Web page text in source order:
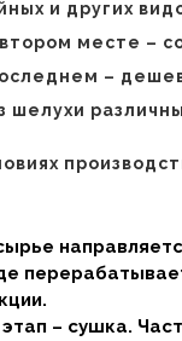
и других
месте –
–
шелухи
– сушка.